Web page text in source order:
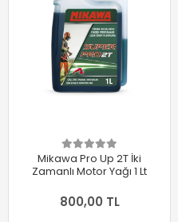
Mikawa Pro Up 2T İki
Zamanlı Motor Yağı 1 Lt
800,00 TL